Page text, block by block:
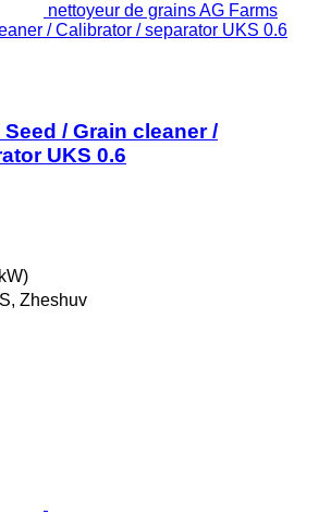
nettoyeur de grains AG Farms
/ Calibrator / separator UKS 0.6
/ Grain cleaner /
UKS 0.6
Zheshuv